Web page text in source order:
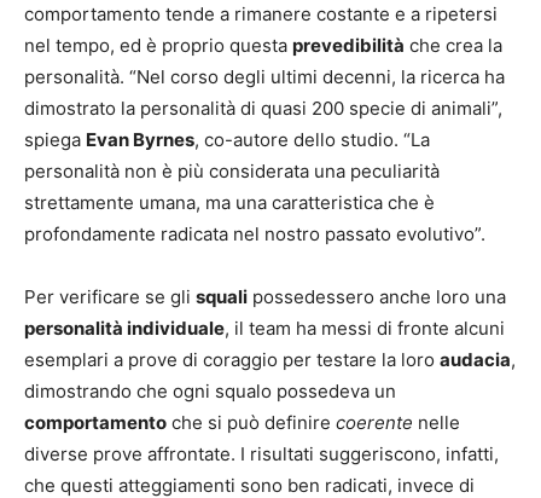
comportamento tende a rimanere costante e a ripetersi
nel tempo, ed è proprio questa prevedibilità che crea la
personalità. “Nel corso degli ultimi decenni, la ricerca ha
dimostrato la personalità di quasi 200 specie di animali”,
spiega Evan Byrnes, co-autore dello studio. “La
personalità non è più considerata una peculiarità
strettamente umana, ma una caratteristica che è
profondamente radicata nel nostro passato evolutivo”.
Per verificare se gli squali possedessero anche loro una
personalità individuale, il team ha messi di fronte alcuni
esemplari a prove di coraggio per testare la loro audacia,
dimostrando che ogni squalo possedeva un
comportamento che si può definire coerente nelle
diverse prove affrontate. I risultati suggeriscono, infatti,
che questi atteggiamenti sono ben radicati, invece di